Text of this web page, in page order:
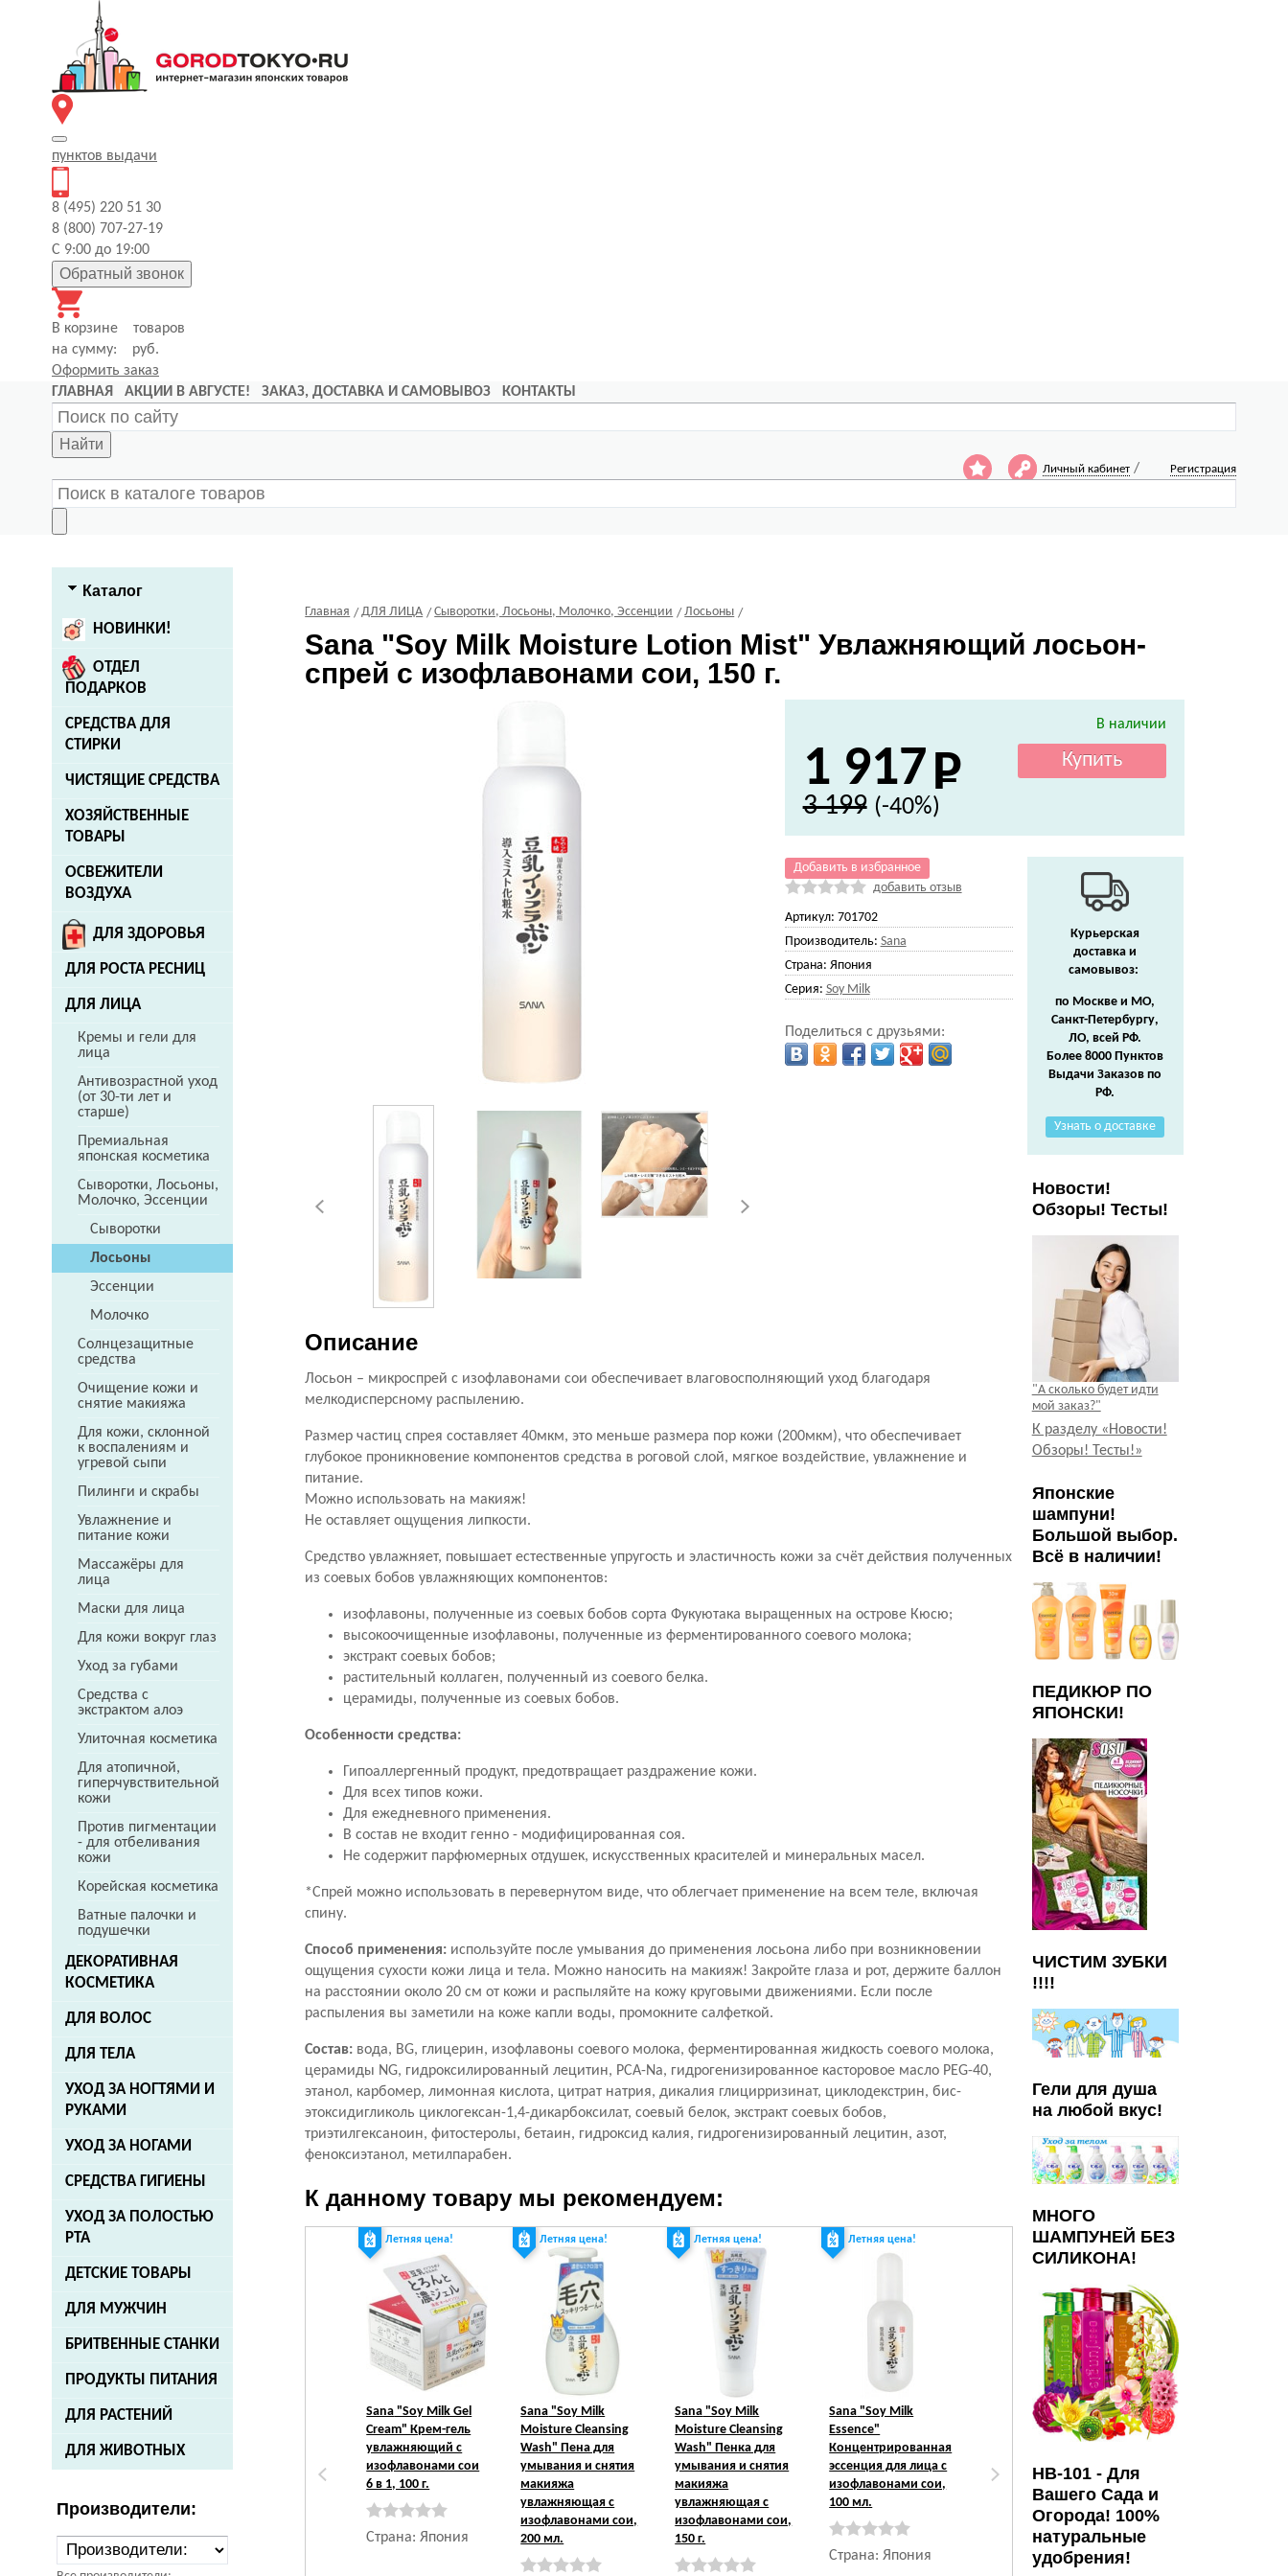
пунктов выдачи
8 (495) 220 51 30
8 (800) 707-27-19
С 9:00 до 19:00
Обратный звонок
В корзине
товаров
на сумму:
руб.
Оформить заказ
ГЛАВНАЯ
АКЦИИ В АВГУСТЕ! ЗАКАЗ, ДОСТАВКА И САМОВЫВОЗ КОНТАКТЫ
Найти
Личный кабинет / Регистрация
Каталог
НОВИНКИ!
ОТДЕЛ
ПОДАРКОВ
СРЕДСТВА ДЛЯ
СТИРКИ
ЧИСТЯЩИЕ СРЕДСТВА
ХОЗЯЙСТВЕННЫЕ
ТОВАРЫ
ОСВЕЖИТЕЛИ
ВОЗДУХА
ДЛЯ ЗДОРОВЬЯ
ДЛЯ РОСТА РЕСНИЦ
ДЛЯ ЛИЦА
Кремы и гели для
лица
Антивозрастной уход
(от 30-ти лет и
старше)
Премиальная
японская косметика
Сыворотки, Лосьоны,
Молочко, Эссенции
Сыворотки
Лосьоны
Эссенции
Молочко
Солнцезащитные
средства
Очищение кожи и
снятие макияжа
Для кожи, склонной
к воспалениям и
угревой сыпи
Пилинги и скрабы
Увлажнение и
питание кожи
Массажёры для
лица
Маски для лица
Для кожи вокруг глаз
Уход за губами
Средства с
экстрактом алоэ
Улиточная косметика
Для атопичной,
гиперчувствительной
кожи
Против пигментации
- для отбеливания
кожи
Корейская косметика
Ватные палочки и
подушечки
ДЕКОРАТИВНАЯ
КОСМЕТИКА
ДЛЯ ВОЛОС
ДЛЯ ТЕЛА
УХОД ЗА НОГТЯМИ И
РУКАМИ
УХОД ЗА НОГАМИ
СРЕДСТВА ГИГИЕНЫ
УХОД ЗА ПОЛОСТЬЮ
РТА
ДЕТСКИЕ ТОВАРЫ
ДЛЯ МУЖЧИН
БРИТВЕННЫЕ СТАНКИ
ПРОДУКТЫ ПИТАНИЯ
ДЛЯ РАСТЕНИЙ
ДЛЯ ЖИВОТНЫХ
Производители:
Главная ДЛЯ ЛИЦА Сыворотки, Лосьоны, Молочко, Эссенции Лосьоны
Sana "Soy Milk Moisture Lotion Mist" Увлажняющий лосьон-
спрей с изофлавонами сои, 150 г.
В наличии
1 917
3 199 (-40%)
Добавить в избранное
добавить отзыв
Артикул: 701702
Производитель: Sana
Страна: Япония
Серия: Soy Milk
Поделиться с друзьями:
Описание
Лосьон – микроспрей с изофлавонами сои обеспечивает влаговосполняющий уход благодаря
мелкодисперсному распылению.
Размер частиц спрея составляет 40мкм, это меньше размера пор кожи (200мкм), что обеспечивает
глубокое проникновение компонентов средства в роговой слой, мягкое воздействие, увлажнение и
питание.
Можно использовать на макияж!
Не оставляет ощущения липкости.
Средство увлажняет, повышает естественные упругость и эластичность кожи за счёт действия полученных
из соевых бобов увлажняющих компонентов:
изофлавоны, полученные из соевых бобов сорта Фукуютака выращенных на острове Кюсю;
высокоочищенные изофлавоны, полученные из ферментированного соевого молока;
экстракт соевых бобов;
растительный коллаген, полученный из соевого белка.
церамиды, полученные из соевых бобов.
Особенности средства:
Гипоаллергенный продукт, предотвращает раздражение кожи.
Для всех типов кожи.
Для ежедневного применения.
В состав не входит генно - модифицированная соя.
Не содержит парфюмерных отдушек, искусственных красителей и минеральных масел.
*Спрей можно использовать в перевернутом виде, что облегчает применение на всем теле, включая
спину.
Способ применения: используйте после умывания до применения лосьона либо при возникновении
ощущения сухости кожи лица и тела. Можно наносить на макияж! Закройте глаза и рот, держите баллон
на расстоянии около 20 см от кожи и распыляйте на кожу круговыми движениями. Если после
распыления вы заметили на коже капли воды, промокните салфеткой.
Состав: вода, BG, глицерин, изофлавоны соевого молока, ферментированная жидкость соевого молока,
церамиды NG, гидроксилированный лецитин, PCA-Na, гидрогенизированное касторовое масло PEG-40,
этанол, карбомер, лимонная кислота, цитрат натрия, дикалия глицирризинат, циклодекстрин, бис-
этоксидигликоль циклогексан-1,4-дикарбоксилат, соевый белок, экстракт соевых бобов,
триэтилгексаноин, фитостеролы, бетаин, гидроксид калия, гидрогенизированный лецитин, азот,
феноксиэтанол, метилпарабен.
К данному товару мы рекомендуем:
Летняя цена!
Sana "Soy Milk Gel
Cream" Крем-гель
увлажняющий с
изофлавонами сои
6 в 1, 100 г.
Страна: Япония
Летняя цена!
Sana "Soy Milk
Moisture Cleansing
Wash" Пена для
умывания и снятия
макияжа
увлажняющая с
изофлавонами сои,
200 мл.
Летняя цена!
Sana "Soy Milk
Moisture Cleansing
Wash" Пенка для
умывания и снятия
макияжа
увлажняющая с
изофлавонами сои,
150 г.
Летняя цена!
Sana "Soy Milk
Essence"
Концентрированная
эссенция для лица с
изофлавонами сои,
100 мл.
Страна: Япония
Летняя цена!
"Soy Milk Gel
крем - гель глубоко
увлажняющий с
изофлавонами сои 6
в 1, 100 г.
Курьерская
доставка и
самовывоз:
по Москве и МО,
Санкт-Петербургу,
ЛО, всей РФ.
Более 8000 Пунктов
Выдачи Заказов по
РФ.
Узнать о доставке
Новости!
Обзоры! Тесты!
"А сколько будет идти
мой заказ?"
К разделу «Новости!
Обзоры! Тесты!»
Японские
шампуни!
Большой выбор.
Всё в наличии!
ПЕДИКЮР ПО
ЯПОНСКИ!
ЧИСТИМ ЗУБКИ
!!!!
Гели для душа
на любой вкус!
МНОГО
ШАМПУНЕЙ БЕЗ
СИЛИКОНА!
HB-101 - Для
Вашего Сада и
Огорода! 100%
натуральные
удобрения!